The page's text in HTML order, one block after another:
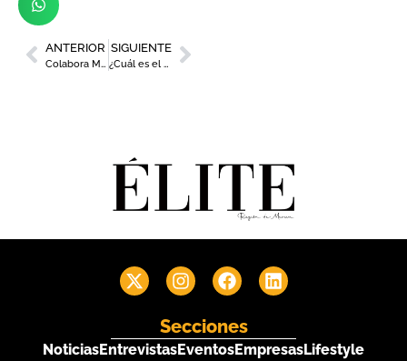
ANTERIOR
Colabora Mujer, ‘La importancia de los valores en la empresa’
SIGUIENTE
¿Cuál es el mejor Pastel de Carne de la Región de Murcia?
Secciones
NoticiasEntrevistasEventosEmpresasLifestyle